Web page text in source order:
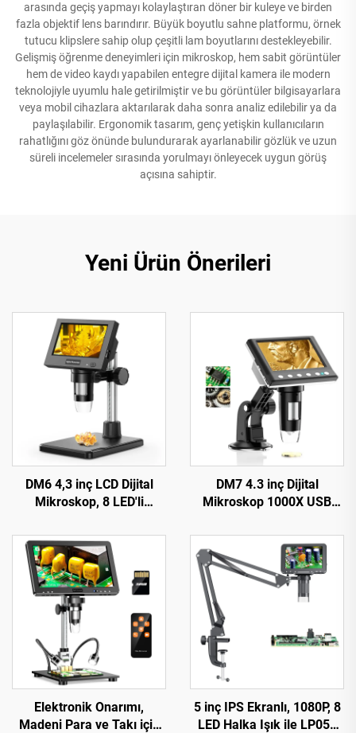
arasında geçiş yapmayı kolaylaştıran döner bir kuleye ve birden
fazla objektif lens barındırır. Büyük boyutlu sahne platformu, örnek
tutucu klipslere sahip olup çeşitli lam boyutlarını destekleyebilir.
Gelişmiş öğrenme deneyimleri için mikroskop, hem sabit görüntüler
hem de video kaydı yapabilen entegre dijital kamera ile modern
teknolojiyle uyumlu hale getirilmiştir ve bu görüntüler bilgisayarlara
veya mobil cihazlara aktarılarak daha sonra analiz edilebilir ya da
paylaşılabilir. Ergonomik tasarım, genç yetişkin kullanıcıların
rahatlığını göz önünde bulundurarak ayarlanabilir gözlük ve uzun
süreli incelemeler sırasında yorulmayı önleyecek uygun görüş
açısına sahiptir.
Yeni Ürün Önerileri
DM6 4,3 inç LCD Dijital
Mikroskop, 8 LED'li
Tamir, PCB, Bitkiler için
DM7 4.3 inç Dijital
Mikroskop 1000X USB
Windows/Mac OS ile
Uyumlu
Elektronik Onarımı,
Madeni Para ve Takı için
5 inç IPS Ekranlı, 1080P, 8
LED Halka Işık ile LP050